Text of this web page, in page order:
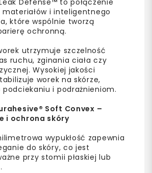
Defense™ to połączenie
i inteligentnego
które wspólnie tworzą
ochronną.
utrzymuje szczelność
ruchu, zginania ciała czy
Wysokiej jakości
worek na skórze,
i podrażnieniom.
Soft Convex –
i ochrona skóry
wypukłość zapewnia
do skóry, co jest
przy stomii płaskiej lub